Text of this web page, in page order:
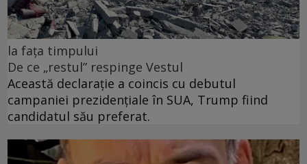
la fața timpului
De ce „restul” respinge Vestul
Această declarație a coincis cu debutul
campaniei prezidențiale în SUA, Trump fiind
candidatul său preferat.